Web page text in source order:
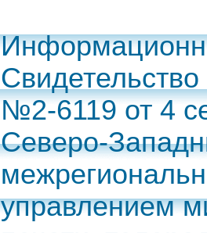
№2-6119 от 4
Северо-
управлением